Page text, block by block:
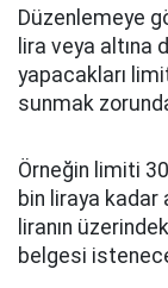
Düzenlemeye
lira veya
yapacakları
sunmak
Örneğin limiti
bin liraya kadar
liranın
belgesi